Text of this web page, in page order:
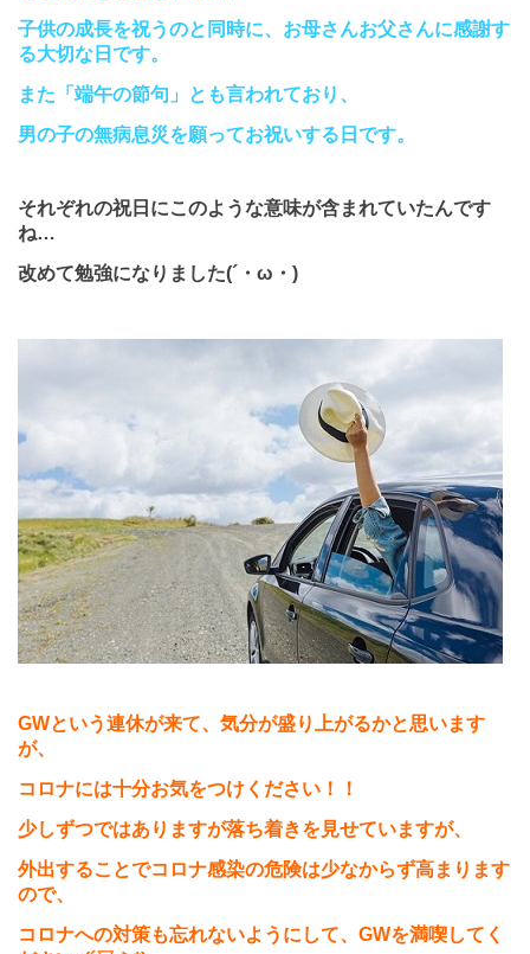
子供の成長を祝うのと同時に、お母さんお父さんに感謝す
る大切な日です。
また「端午の節句」とも言われており、
男の子の無病息災を願ってお祝いする日です。
それぞれの祝日にこのような意味が含まれていたんです
ね…
改めて勉強になりました(´・ω・)
GWという連休が来て、気分が盛り上がるかと思います
が、
コロナには十分お気をつけください！！
少しずつではありますが落ち着きを見せていますが、
外出することでコロナ感染の危険は少なからず高まります
ので、
コロナへの対策も忘れないようにして、 GWを満喫してく